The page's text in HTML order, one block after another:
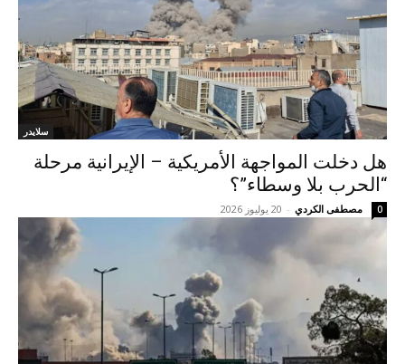
سلايدر
هل دخلت المواجهة الأمريكية – الإيرانية مرحلة
“الحرب بلا وسطاء”؟
مصطفى الكردي - 20 يوليوز 2026 0